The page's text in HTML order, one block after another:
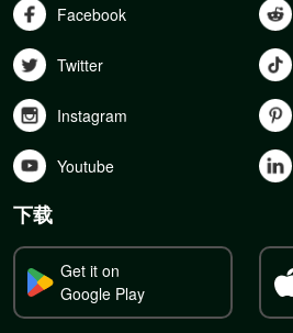
Facebook
Twitter
Instagram
Youtube
下载
Get it on
Google Play